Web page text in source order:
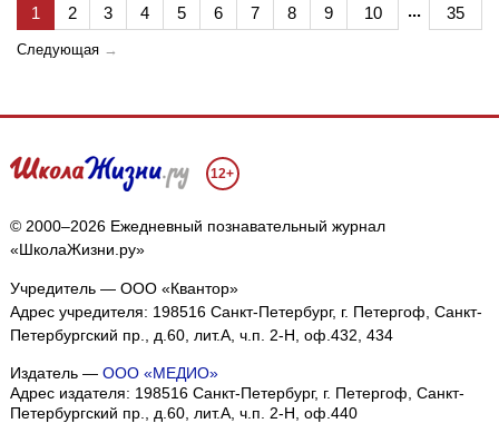
1 2 3 4 5 6 7 8 9 10 ... 35
Следующая →
12+
© 2000–2026 Ежедневный познавательный журнал
«ШколаЖизни.ру»
Учредитель — ООО «Квантор»
Адрес учредителя: 198516 Санкт-Петербург, г. Петергоф, Санкт-
Петербургский пр., д.60, лит.А, ч.п. 2-Н, оф.432, 434
Издатель — ООО «МЕДИО»
Адрес издателя: 198516 Санкт-Петербург, г. Петергоф, Санкт-
Петербургский пр., д.60, лит.А, ч.п. 2-Н, оф.440